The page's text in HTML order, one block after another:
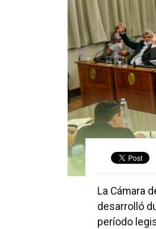
La Cámara
desarrolló
período